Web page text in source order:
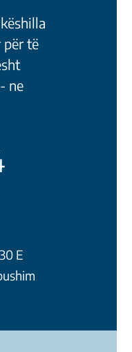
për të
ne
E